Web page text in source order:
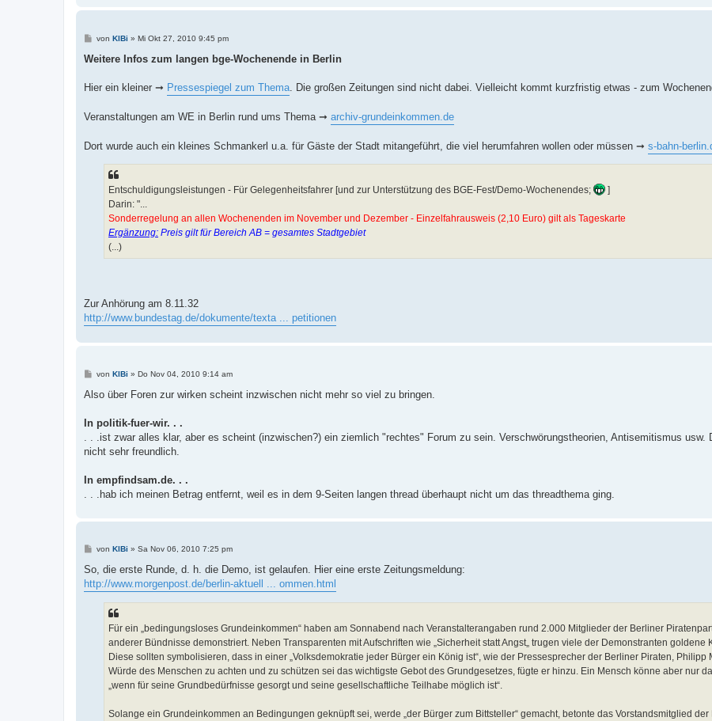
B
i
a
von KlBi » Mi Okt 27, 2010 9:45 pm
Weitere Infos zum langen bge-Wochenende in Berlin
Hier ein kleiner ➞ Pressespiegel zum Thema . Die großen Zeitungen sind nicht dabei. Vielleicht kommt kurzfristig etwas - zum
Veranstaltungen am WE in Berlin rund ums Thema ➞ archiv-grundeinkommen.de
Dort wurde auch ein kleines Schmankerl u.a. für Gäste der Stadt mitangeführt, die viel herumfahren wollen oder müssen ➞ s-bahn-
Entschuldigungsleistungen - Für Gelegenheitsfahrer [und zur Unterstützung des BGE-Fest/Demo-Wochenendes;
]
Darin: "...
Sonderregelung an allen Wochenenden im November und Dezember - Einzelfahrausweis (2,10 Euro) gilt als Tageskarte
Ergänzung: Preis gilt für Bereich AB = gesamtes Stadtgebiet
(...)
Zur Anhörung am 8.11.32
http://www.bundestag.de/dokumente/texta ... petitionen
B
i
a
g
von KlBi » Do Nov 04, 2010 9:14 am
Also über Foren zur wirken scheint inzwischen nicht mehr so viel zu bringen.
In politik-fuer-wir. . .
. . .ist zwar alles klar, aber es scheint (inzwischen?) ein ziemlich "rechtes" Forum zu sein. Verschwörungstheorien, Antisemitismus usw.
nicht sehr freundlich.
In empfindsam.de. . .
. . .hab ich meinen Betrag entfernt, weil es in dem 9-Seiten langen thread überhaupt nicht um das threadthema ging.
B
i
r
von KlBi » Sa Nov 06, 2010 7:25 pm
So, die erste Runde, d. h. die Demo, ist gelaufen. Hier eine erste Zeitungsmeldung:
http://www.morgenpost.de/berlin-aktuell ... ommen.html
Für ein „bedingungsloses Grundeinkommen“ haben am Sonnabend nach Veranstalterangaben rund 2.000 Mitglieder der Berliner
anderer Bündnisse demonstriert. Neben Transparenten mit Aufschriften wie „Sicherheit statt Angst„ trugen viele der Demonstranten goldene
Diese sollten symbolisieren, dass in einer „Volksdemokratie jeder Bürger ein König ist“, wie der Pressesprecher der Berliner Piraten, Philipp
Würde des Menschen zu achten und zu schützen sei das wichtigste Gebot des Grundgesetzes, fügte er hinzu. Ein Mensch könne aber nur
„wenn für seine Grundbedürfnisse gesorgt und seine gesellschaftliche Teilhabe möglich ist“.
Solange ein Grundeinkommen an Bedingungen geknüpft sei, werde „der Bürger zum Bittsteller“ gemacht, betonte das Vorstandsmitglied der